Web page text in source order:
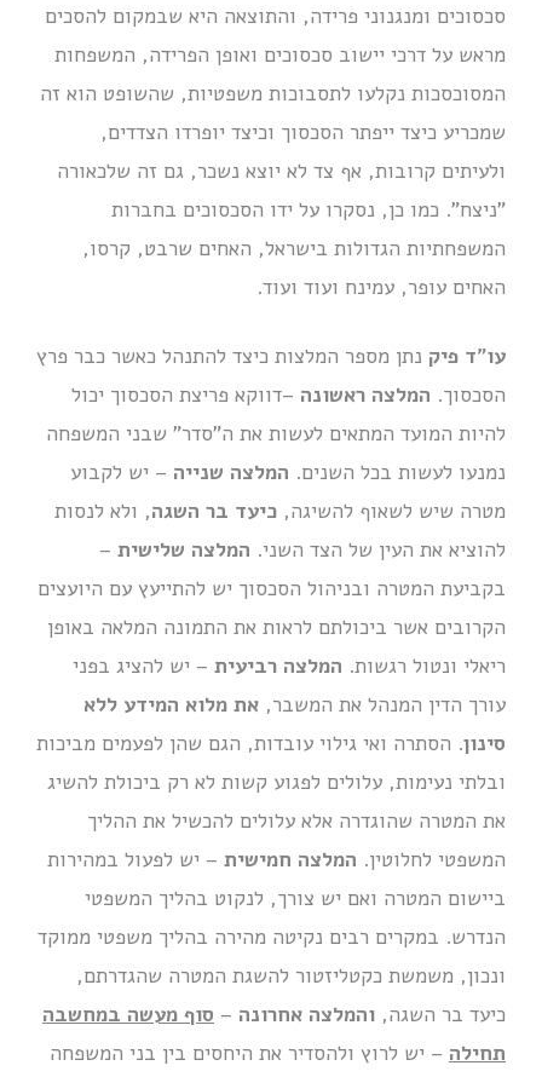
סכסוכים ומנגנוני פרידה, והתוצאה היא שבמקום להסכים
מראש על דרכי יישוב סכסוכים ואופן הפרידה, המשפחות
המסוכסכות נקלעו לתסבוכות משפטיות, שהשופט הוא זה
שמכריע כיצד ייפתר הסכסוך וכיצד יופרדו הצדדים,
ולעיתים קרובות, אף צד לא יוצא נשכר, גם זה שלכאורה
"ניצח". כמו כן, נסקרו על ידו הסכסוכים בחברות
המשפחתיות הגדולות בישראל, האחים שרבט, קרסו,
האחים עופר, עמינח ועוד ועוד.
עו"ד פיק נתן מספר המלצות כיצד להתנהל כאשר כבר פרץ
הסכסוך. המלצה ראשונה –דווקא פריצת הסכסוך יכול
להיות המועד המתאים לעשות את ה"סדר" שבני המשפחה
נמנעו לעשות בכל השנים. המלצה שנייה – יש לקבוע
מטרה שיש לשאוף להשיגה, כיעד בר השגה, ולא לנסות
להוציא את העין של הצד השני. המלצה שלישית –
בקביעת המטרה ובניהול הסכסוך יש להתייעץ עם היועצים
הקרובים אשר ביכולתם לראות את התמונה המלאה באופן
ריאלי ונטול רגשות. המלצה רביעית – יש להציג בפני
עורך הדין המנהל את המשבר, את מלוא המידע ללא
סינון. הסתרה ואי גילוי עובדות, הגם שהן לפעמים מביכות
ובלתי נעימות, עלולים לפגוע קשות לא רק ביכולת להשיג
את המטרה שהוגדרה אלא עלולים להכשיל את ההליך
המשפטי לחלוטין. המלצה חמישית – יש לפעול במהירות
ביישום המטרה ואם יש צורך, לנקוט בהליך המשפטי
הנדרש. במקרים רבים נקיטה מהירה בהליך משפטי ממוקד
ונכון, משמשת כקטליזטור להשגת המטרה שהגדרתם,
כיעד בר השגה, והמלצה אחרונה – סוף מעשה במחשבה
תחילה – יש לרוץ ולהסדיר את היחסים בין בני המשפחה